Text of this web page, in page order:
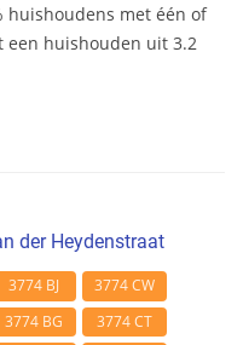
huishoudens met één of
een huishouden uit 3.2
der Heydenstraat
3774 BJ
3774 CW
3774 BG
3774 CT